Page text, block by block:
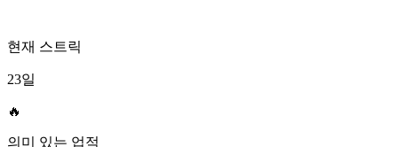
현재 스트릭
23일
🔥
의미 있는 업적